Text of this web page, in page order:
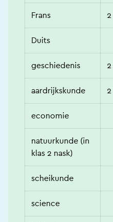
Frans 2
Duits
geschiedenis 2
aardrijkskunde 2
economie
natuurkunde (in
klas 2 nask)
scheikunde
science